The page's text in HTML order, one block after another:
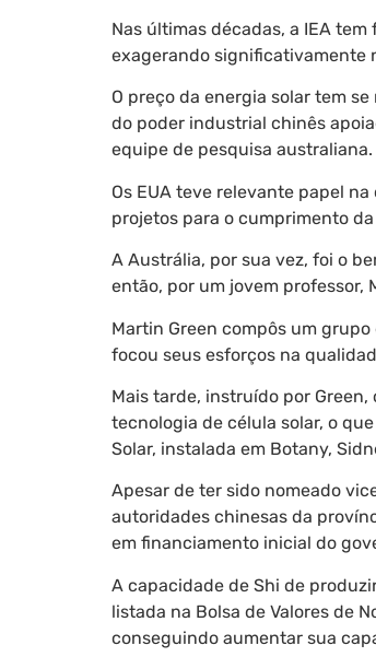
Nas últimas décadas, a IEA
exagerando significativamente
O preço da energia solar tem
do poder industrial chinês
equipe de pesquisa australiana.
Os EUA teve relevante papel
projetos para o cumprimento
A Austrália, por sua vez, foi o
então, por um jovem professor,
Martin Green compôs um
focou seus esforços na
Mais tarde, instruído por
tecnologia de célula solar, o
Solar, instalada em Botany,
Apesar de ter sido nomeado
autoridades chinesas da
em financiamento inicial do
A capacidade de Shi de
listada na Bolsa de Valores de
conseguindo aumentar sua